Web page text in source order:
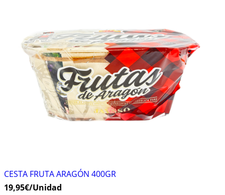
CESTA FRUTA ARAGÓN 400GR
19,95€/Unidad